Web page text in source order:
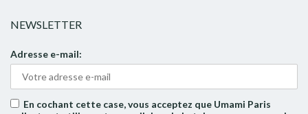
NEWSLETTER
Adresse e-mail:
En cochant cette case, vous acceptez que Umami Paris